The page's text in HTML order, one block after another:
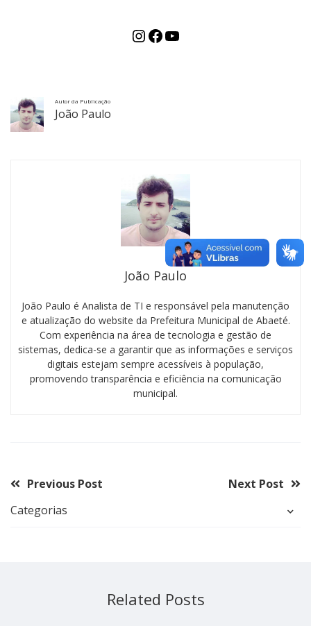
Autor da Publicação
João Paulo
João Paulo
João Paulo é Analista de TI e responsável pela manutenção
e atualização do website da Prefeitura Municipal de Abaeté.
Com experiência na área de tecnologia e gestão de
sistemas, dedica-se a garantir que as informações e serviços
digitais estejam sempre acessíveis à população,
promovendo transparência e eficiência na comunicação
municipal.
Previous Post
Next Post
Categorias
Related Posts